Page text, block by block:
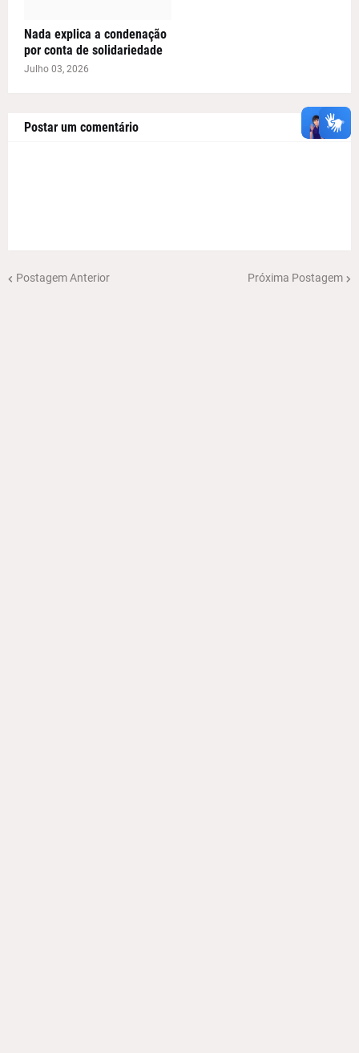
Nada explica a condenação
por conta de solidariedade
Julho 03, 2026
Postar um comentário
Postagem Anterior Próxima Postagem